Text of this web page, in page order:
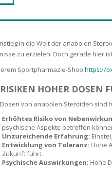
UPin die Welt der anabolen
zu erzielen. Doch gerade hier
Sportpharmazie-Shop https://
HOHER DOSEN
von anabolen Steroiden sind
Erhöhtes Risiko von
psychische Aspekte betreffen
Unzureichende Erfahrung:
Entwicklung von Toleranz: Hohe
Zukunft führt.
Psychische Auswirkungen: Hohe